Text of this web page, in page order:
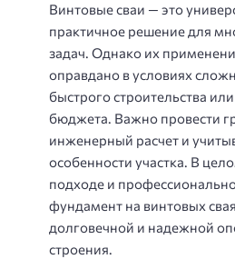
Винтовые сваи — это
практичное решение для
задач. Однако их
оправдано в условиях
быстрого строительства
бюджета. Важно провести
инженерный расчет и
особенности участка. В
подходе и
фундамент на винтовых
долговечной и надежной
строения.